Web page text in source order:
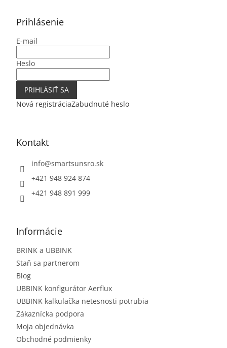
Prihlásenie
E-mail
Heslo
PRIHLÁSIŤ SA
Nová registráciaZabudnuté heslo
Kontakt
info@smartsunsro.sk
+421 948 924 874
+421 948 891 999
Informácie
BRINK a UBBINK
Staň sa partnerom
Blog
UBBINK konfigurátor Aerflux
UBBINK kalkulačka netesnosti potrubia
Zákaznícka podpora
Moja objednávka
Obchodné podmienky